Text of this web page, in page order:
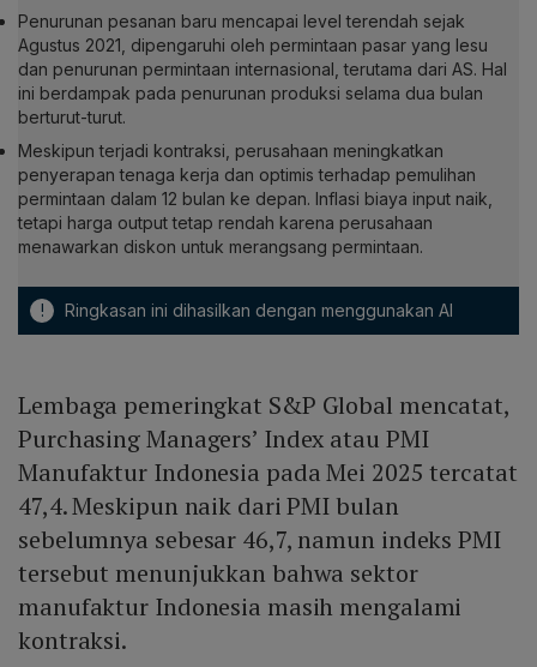
Penurunan pesanan baru mencapai level terendah sejak
Agustus 2021, dipengaruhi oleh permintaan pasar yang lesu
dan penurunan permintaan internasional, terutama dari AS. Hal
ini berdampak pada penurunan produksi selama dua bulan
berturut-turut.
Meskipun terjadi kontraksi, perusahaan meningkatkan
penyerapan tenaga kerja dan optimis terhadap pemulihan
permintaan dalam 12 bulan ke depan. Inflasi biaya input naik,
tetapi harga output tetap rendah karena perusahaan
menawarkan diskon untuk merangsang permintaan.
! Ringkasan ini dihasilkan dengan menggunakan AI
Lembaga pemeringkat S&P Global mencatat,
Purchasing Managers’ Index atau PMI
Manufaktur Indonesia pada Mei 2025 tercatat
47,4. Meskipun naik dari PMI bulan
sebelumnya sebesar 46,7, namun indeks PMI
tersebut menunjukkan bahwa sektor
manufaktur Indonesia masih mengalami
kontraksi.